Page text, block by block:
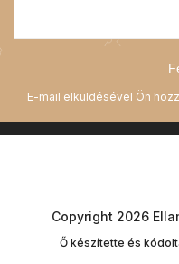
Copyright 2026
Ő készítette és